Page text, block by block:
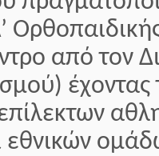
από τον
έχοντας
εθνικών